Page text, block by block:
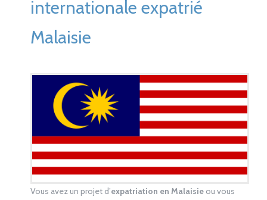
internationale expatrié
Malaisie
Vous avez un projet d’expatriation en Malaisieou vous